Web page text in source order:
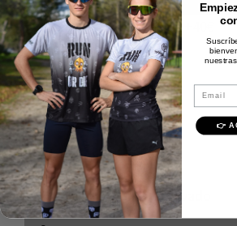
Envío rápido y gratis +40€
Pago 100% seguro
Calidad Premium
Descripción
Composición
Instrucciones de lavado
Email
👉